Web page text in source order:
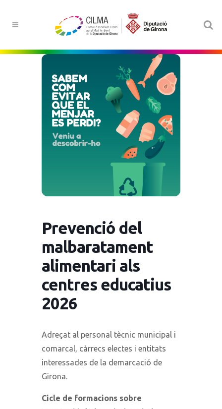
Prevenció del
malbaratament
alimentari als
centres educatius
2026
Adreçat al personal tècnic municipal i
comarcal, càrrecs electes i entitats
interessades de la demarcació de
Girona.
Cicle de formacions sobre